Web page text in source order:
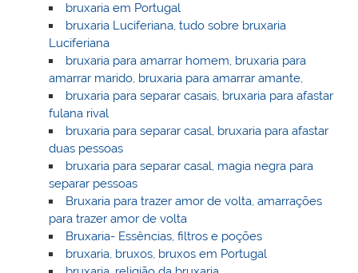
bruxaria em Portugal
bruxaria Luciferiana, tudo sobre bruxaria
Luciferiana
bruxaria para amarrar homem, bruxaria para
amarrar marido, bruxaria para amarrar amante,
bruxaria para separar casais, bruxaria para afastar
fulana rival
bruxaria para separar casal, bruxaria para afastar
duas pessoas
bruxaria para separar casal, magia negra para
separar pessoas
Bruxaria para trazer amor de volta, amarrações
para trazer amor de volta
Bruxaria- Essências, filtros e poções
bruxaria, bruxos, bruxos em Portugal